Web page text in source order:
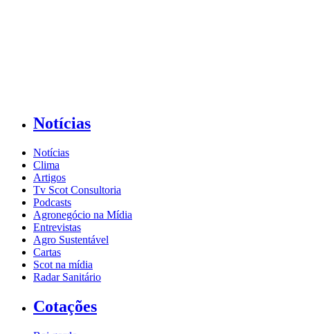
Notícias
Notícias
Clima
Artigos
Tv Scot Consultoria
Podcasts
Agronegócio na Mídia
Entrevistas
Agro Sustentável
Cartas
Scot na mídia
Radar Sanitário
Cotações